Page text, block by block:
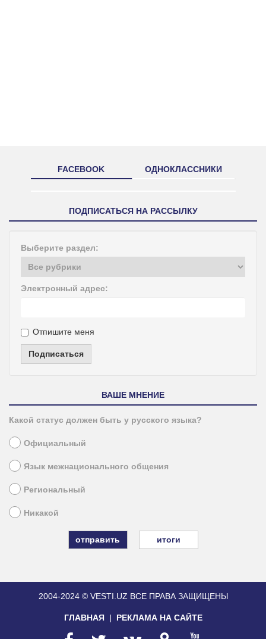
FACEBOOK ОДНОКЛАССНИКИ
ПОДПИСАТЬСЯ НА РАССЫЛКУ
Выберите раздел:
Электронный адрес:
Отпишите меня
Подписаться
ВАШЕ МНЕНИЕ
Какой статус должен быть у русского языка?
Официальный
Язык межнационального общения
Региональный
Никакой
итоги
2004-2024 © VESTI.UZ ВСЕ ПРАВА ЗАЩИЩЕНЫ
ГЛАВНАЯ РЕКЛАМА НА САЙТЕ